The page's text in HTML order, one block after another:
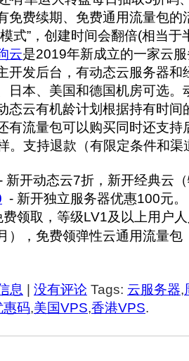
免费续期、免费通用流量包的
式”，创建时间会翻倍(相当
云是2019年新成立的一家云
开发后台，有动态云服务器和
日本、美国和德国机房可选。
态云有机龄计划根据持有时间
有流量包可以购买同时还支持
。支持退款（有限定条件和渠
开动态云7折，新开经典云
- 新开独立服务器优惠100元。
领取，等级LV1及以上用户
），免费领弹性云通用流量包
息 | 没有评论 Tags: 云服务器,
惠码,美国VPS,香港VPS.